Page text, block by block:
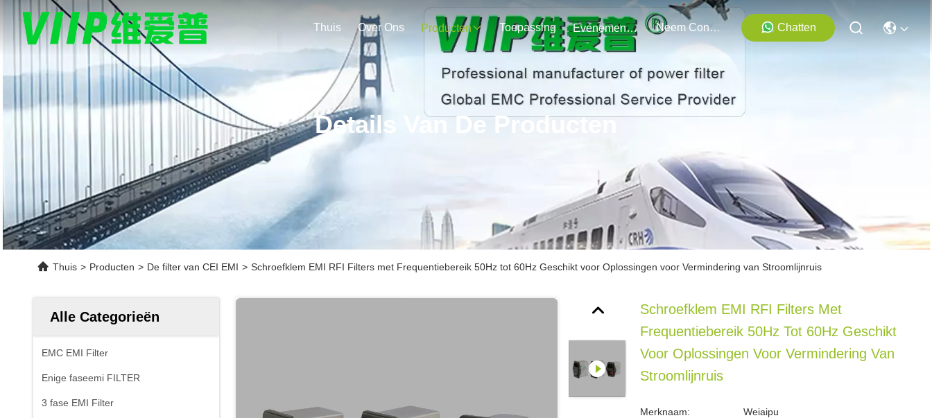
Thuis Over Ons Producten Toepassing Evenementen Neem Contact Met Ons Op Chatten
Details Van De Producten
Thuis > Producten > De filter van CEI EMI > Schroefklem EMI RFI Filters met Frequentiebereik 50Hz tot 60Hz Geschikt voor Oplossingen voor Vermindering van Stroomlijnruis
Alle Categorieën
EMC EMI Filter
Enige faseemi FILTER
3 fase EMI Filter
Schroefklem EMI RFI Filters Met
Frequentiebereik 50Hz Tot 60Hz Geschikt
Voor Oplossingen Voor Vermindering Van
Stroomlijnruis
Merknaam: Weiaipu